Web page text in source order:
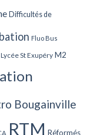
Difficultés de
Fluo Bus
Lycée St Exupéry M2
Bougainville
RTM Réformés